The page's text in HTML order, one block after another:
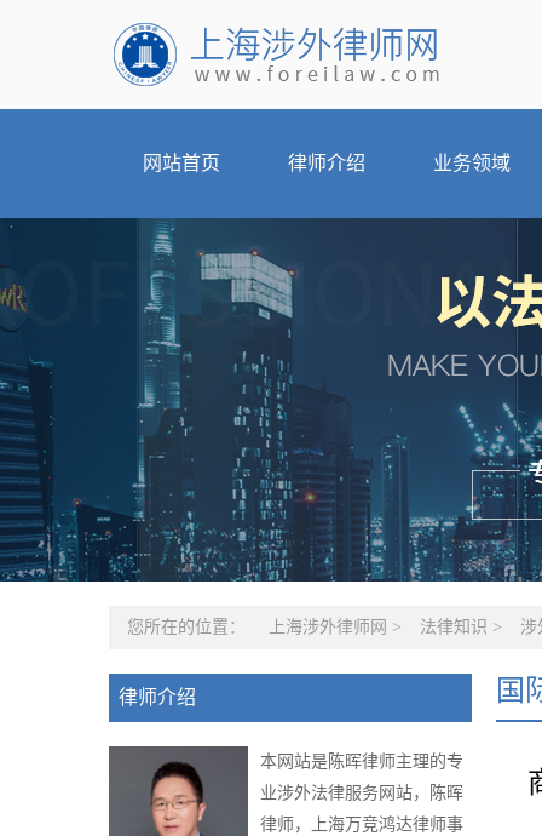
网站首页 律师介绍 业务领域
您所在的位置： 上海涉外律师网 > 法律知识 > 涉
律师介绍
本网站是陈晖律师主理的专
业涉外法律服务网站，陈晖
律师，上海万竞鸿达律师事
国